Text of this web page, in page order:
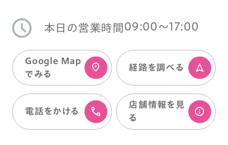
本日の営業時間 09:00〜17:00
Google Map
でみる
経路を調べる
電話をかける
店舗情報を⾒
る